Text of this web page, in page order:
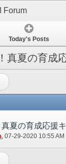
Forum
Today's Posts
‎, 07-29-2020 10:55 AM